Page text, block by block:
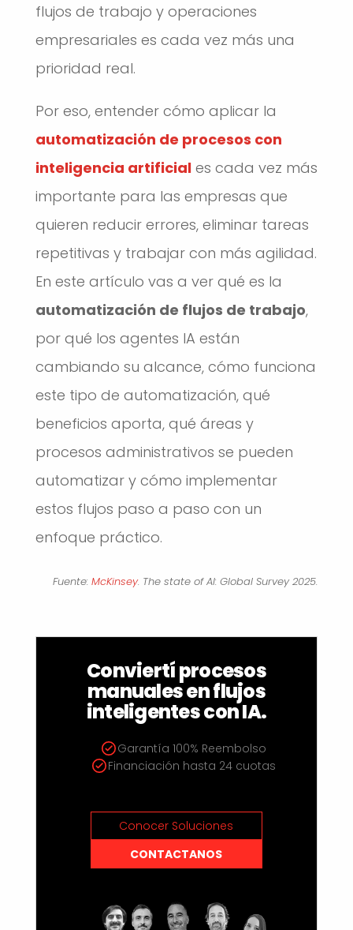
flujos de trabajo y operaciones
empresariales es cada vez más una
prioridad real.
Por eso, entender cómo aplicar la
automatización de procesos con
inteligencia artificiales cada vez más
importante para las empresas que
quieren reducir errores, eliminar tareas
repetitivas y trabajar con más agilidad.
En este artículo vas a ver qué es la
automatización de flujos de trabajo,
por qué los agentes IA están
cambiando su alcance, cómo funciona
este tipo de automatización, qué
beneficios aporta, qué áreas y
procesos administrativos se pueden
automatizar y cómo implementar
estos flujos paso a paso con un
enfoque práctico.
Fuente:McKinsey. The state of AI: Global Survey 2025.
Conviertí procesos
manuales en flujos
inteligentes con IA.
Garantía 100% Reembolso
Financiación hasta 24 cuotas
Conocer Soluciones
CONTACTANOS